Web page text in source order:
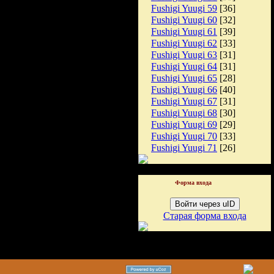
Fushigi Yuugi 59 [36]
Fushigi Yuugi 60 [32]
Fushigi Yuugi 61 [39]
Fushigi Yuugi 62 [33]
Fushigi Yuugi 63 [31]
Fushigi Yuugi 64 [31]
Fushigi Yuugi 65 [28]
Fushigi Yuugi 66 [40]
Fushigi Yuugi 67 [31]
Fushigi Yuugi 68 [30]
Fushigi Yuugi 69 [29]
Fushigi Yuugi 70 [33]
Fushigi Yuugi 71 [26]
Форма входа
Войти через uID
Старая форма входа